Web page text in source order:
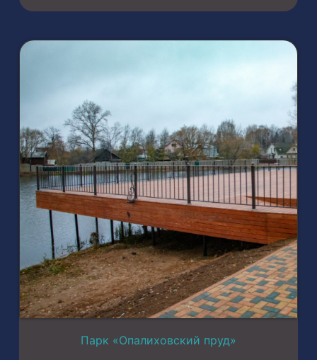
Парк «Опалиховский пруд»